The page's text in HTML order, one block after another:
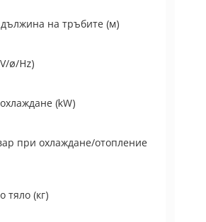
на тръбите (м)
ø/Hz)
(kW)
при охлаждане/отопление
тяло (кг)